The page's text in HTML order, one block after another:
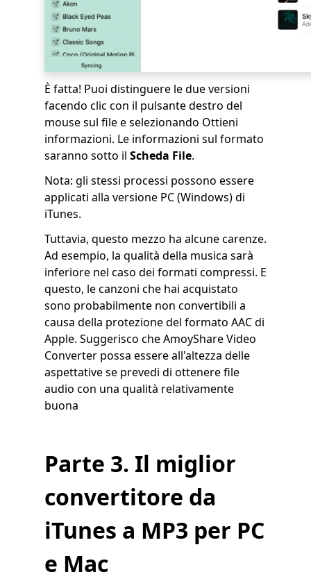
È fatta! Puoi distinguere le due versioni
facendo clic con il pulsante destro del
mouse sul file e selezionando Ottieni
informazioni. Le informazioni sul formato
saranno sotto il Scheda File.
Nota: gli stessi processi possono essere
applicati alla versione PC (Windows) di
iTunes.
Tuttavia, questo mezzo ha alcune carenze.
Ad esempio, la qualità della musica sarà
inferiore nel caso dei formati compressi. E
questo, le canzoni che hai acquistato
sono probabilmente non convertibili a
causa della protezione del formato AAC di
Apple. Suggerisco che AmoyShare Video
Converter possa essere all'altezza delle
aspettative se prevedi di ottenere file
audio con una qualità relativamente
buona
Parte 3. Il miglior
convertitore da
iTunes a MP3 per PC
e Mac